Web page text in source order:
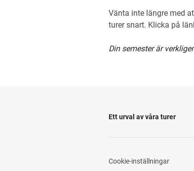
Vänta inte längre med
turer snart. Klicka på
Din semester är
Ett urval av våra turer
Cookie-inställningar